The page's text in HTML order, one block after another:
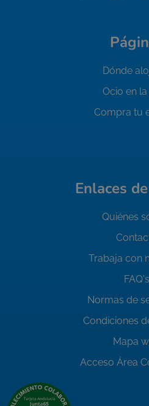
Dónde
Ocio en
Compra tu
Enlaces
Quiénes
Trabaja con
FAQ's
Normas de
Condiciones
Mapa
Acceso Área